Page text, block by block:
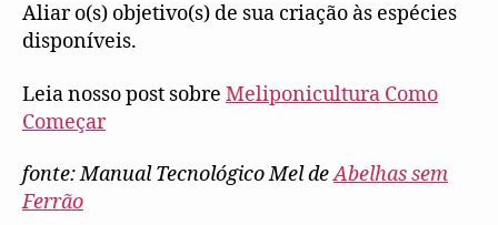
Aliar o(s) objetivo(s) de sua criação às espécies
disponíveis.
Leia nosso post sobre Meliponicultura Como
Começar
fonte: Manual Tecnológico Mel deAbelhas sem
Ferrão